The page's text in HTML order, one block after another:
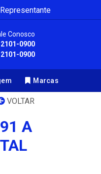
Conosco
0900
0900
Marcas
VOLTAR
A